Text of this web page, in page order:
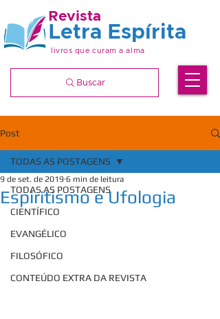
Revista
livros que curam a alma
Letra Espírita
Buscar
Post
TODAS AS POSTAGENS
CIENTÍFICO
EVANGÉLICO
FILOSÓFICO
CONTEÚDO EXTRA DA REVISTA
TODAS AS POSTAGENS
Espiritismo e Ufologia
9 de set. de 2019 6 min de leitura